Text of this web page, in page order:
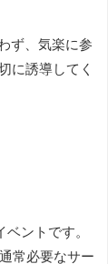
ず、気楽に参
誘導してく
ントです。
常必要なサー